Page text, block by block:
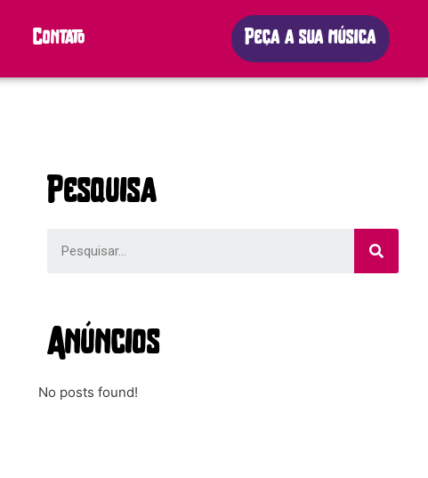
Contato Peça a sua música
Pesquisa
Anúncios
No posts found!